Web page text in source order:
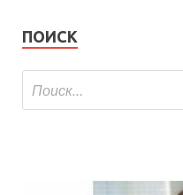
ПОИСК